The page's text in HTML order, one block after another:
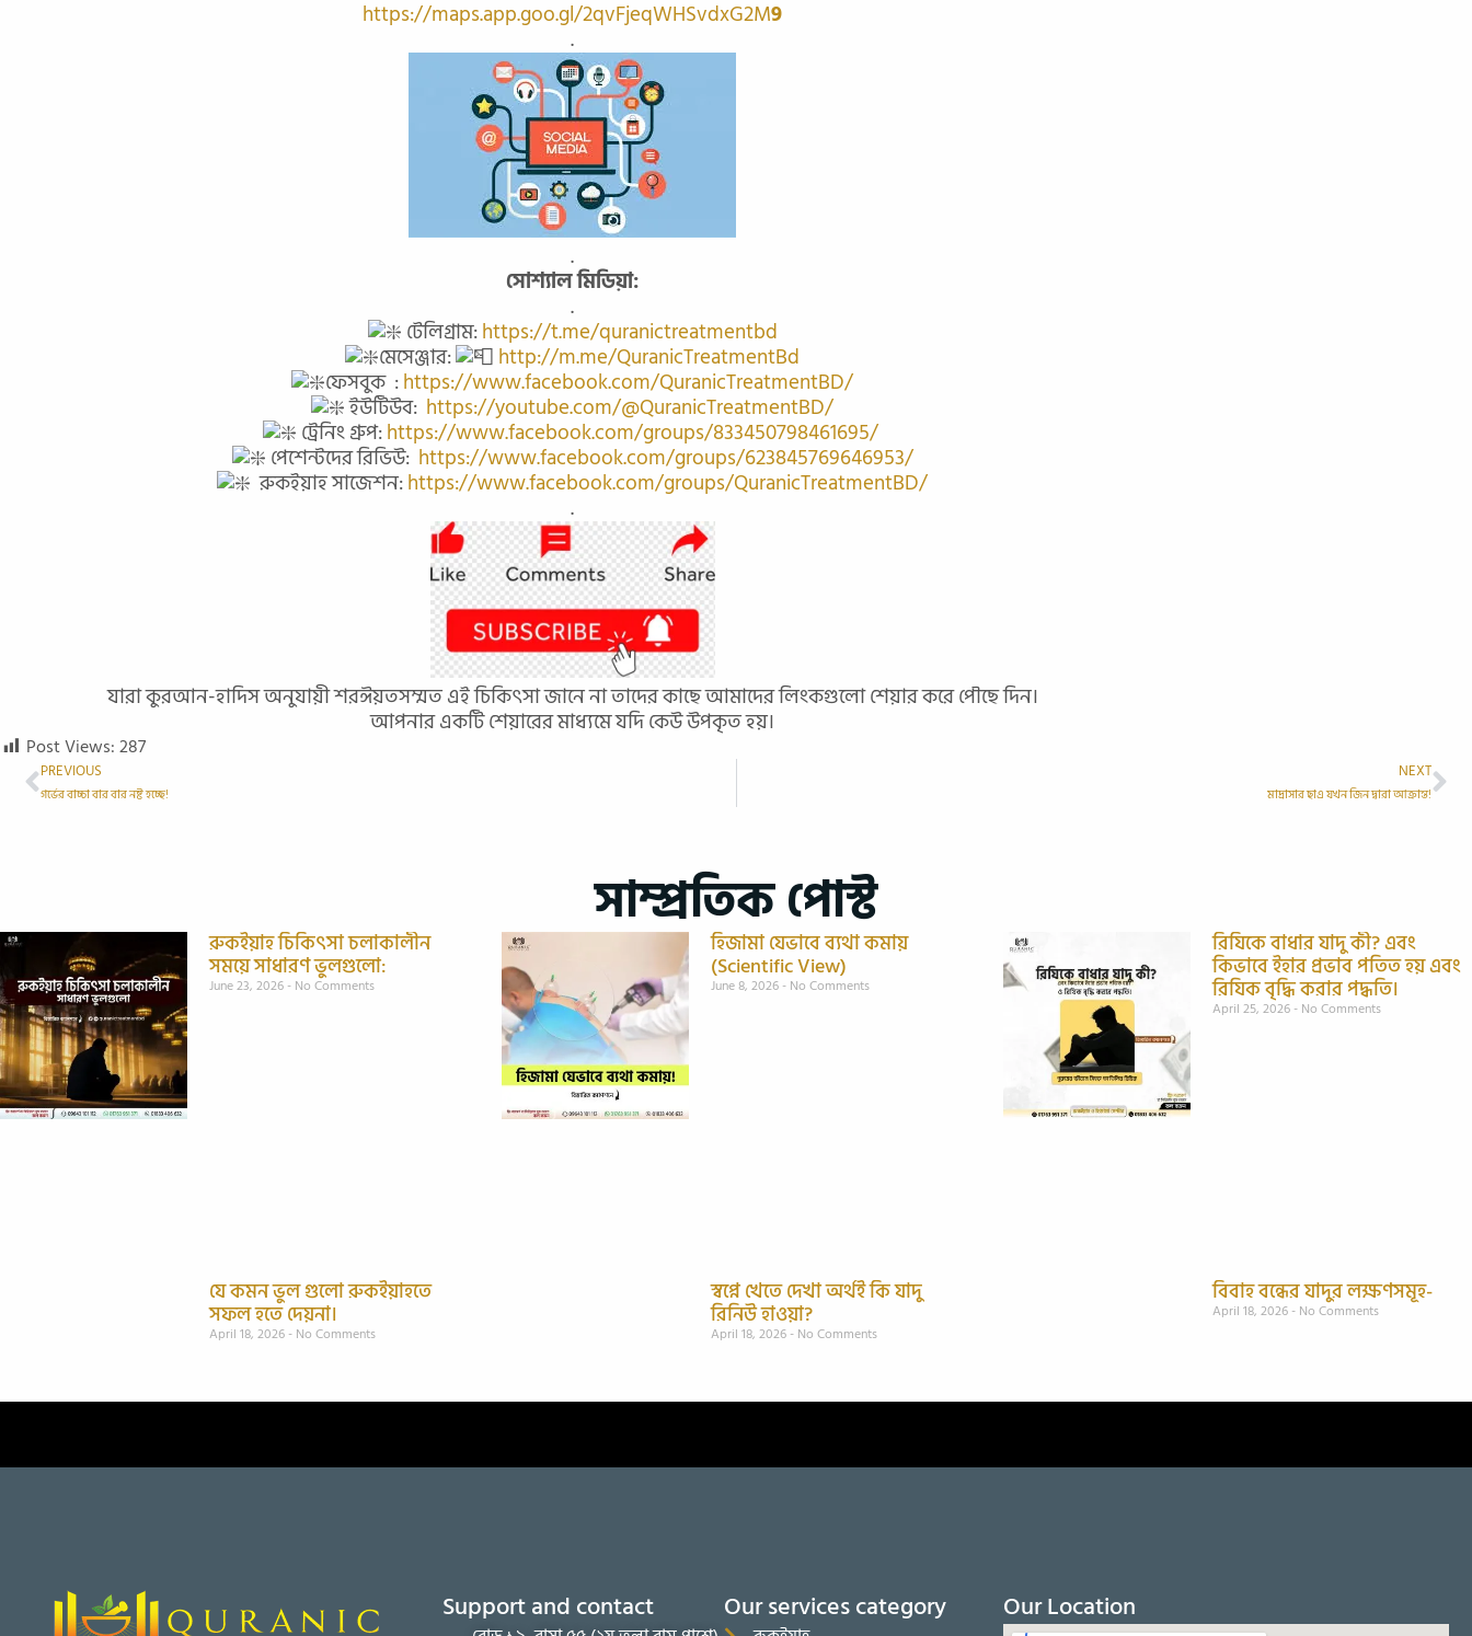
https://maps.app.goo.gl/2qvFjeqWHSvdxG2M9
.
.
সোশ্যাল মিডিয়া:
.
টেলিগ্রাম:https://t.me/quranictreatmentbd
মেসেঞ্জার: http://m.me/QuranicTreatmentBd
ফেসবুক :https://www.facebook.com/QuranicTreatmentBD/
ইউটিউব: https://youtube.com/@QuranicTreatmentBD/
ট্রেনিং গ্রুপ:https://www.facebook.com/groups/833450798461695/
পেশেন্টদের রিভিউ: https://www.facebook.com/groups/623845769646953/
রুকইয়াহ সাজেশন:https://www.facebook.com/groups/QuranicTreatmentBD/
.
যারা কুরআন-হাদিস অনুযায়ী শরঈয়তসম্মত এই চিকিৎসা জানে না তাদের কাছে আমাদের লিংকগুলো শেয়ার করে পৌছে দিন।
আপনার একটি শেয়ারের মাধ্যমে যদি কেউ উপকৃত হয়।
Post Views:287
PREVIOUS
গর্ভের বাচ্চা বার বার নষ্ট হচ্ছে!
NEXT
মাদ্রাসার ছাএ যখন জিন দ্বারা আক্রান্ত!
সাম্প্রতিক পোস্ট
রুকইয়াহ চিকিৎসা চলাকালীন
সময়ে সাধারণ ভুলগুলো:
June 23, 2026 No Comments
হিজামা যেভাবে ব্যথা কমায়
(Scientific View)
June 8, 2026 No Comments
রিযিকে বাধার যাদু কী? এবং
কিভাবে ইহার প্রভাব পতিত হয় এবং
রিযিক বৃদ্ধি করার পদ্ধতি।
April 25, 2026 No Comments
যে কমন ভুল গুলো রুকইয়াহতে
সফল হতে দেয়না।
April 18, 2026 No Comments
স্বপ্নে খেতে দেখা অর্থই কি যাদু
রিনিউ হাওয়া?
April 18, 2026 No Comments
বিবাহ বন্ধের যাদুর লক্ষণসমূহ-
April 18, 2026 No Comments
Support and contact Our services category Our Location